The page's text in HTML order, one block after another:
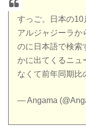
すっご。日本の10
アルジャジーラか
のに日本語で検索
かに出てくるニュ
なくて前年同期比
— Angama